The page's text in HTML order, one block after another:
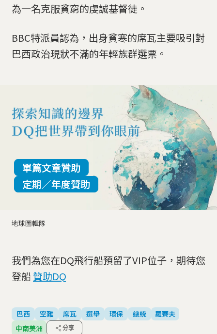
為一名克服貧窮的虔誠基督徒。
BBC特派員認為，出身貧寒的席瓦主要吸引對
巴西政治現狀不滿的年輕族群選票。
地球圖輯隊
單篇文章贊助
定期／年度贊助
我們為您在DQ飛行船預留了VIP位子，期待您
登船贊助DQ
巴西 空難 席瓦 選舉 環保 總統
羅賽夫
中南美洲
分享